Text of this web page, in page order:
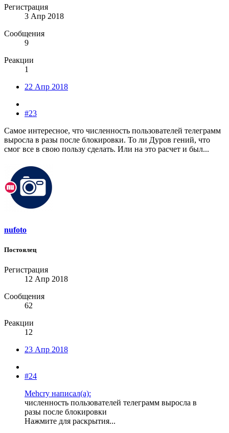
Регистрация
3 Апр 2018
Сообщения
9
Реакции
1
22 Апр 2018
#23
Самое интересное, что численность пользователей телеграмм
выросла в разы после блокировки. То ли Дуров гений, что
смог все в свою пользу сделать. Или на это расчет и был...
nufoto
Постоялец
Регистрация
12 Апр 2018
Сообщения
62
Реакции
12
23 Апр 2018
#24
Mehcry написал(а):
численность пользователей телеграмм выросла в
разы после блокировки
Нажмите для раскрытия...